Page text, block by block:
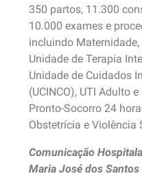
350 partos, 11.300
10.000 exames e
incluindo
Unidade de Terapia
Unidade de Cuidados
(UCINCO), UTI Adulto
Pronto-Socorro 24
Obstetrícia e Violência
Comunicação
Maria José dos Santos